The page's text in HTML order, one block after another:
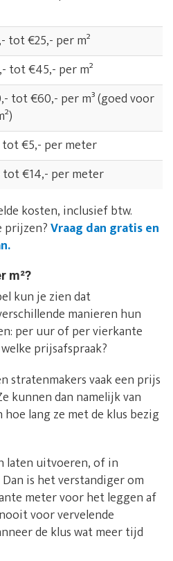
tot €25,- per m²
tot €45,- per m²
tot €60,- per m³ (goed voor
tot €5,- per meter
tot €14,- per meter
kosten, inclusief btw.
prijzen?Vraag dan gratis en
m²?
kun je zien dat
manieren hun
per uur of per vierkante
prijsafspraak?
stratenmakers vaak een prijs
kunnen dan namelijk van
lang ze met de klus bezig
laten uitvoeren, of in
is het verstandiger om
meter voor het leggen af
voor vervelende
de klus wat meer tijd